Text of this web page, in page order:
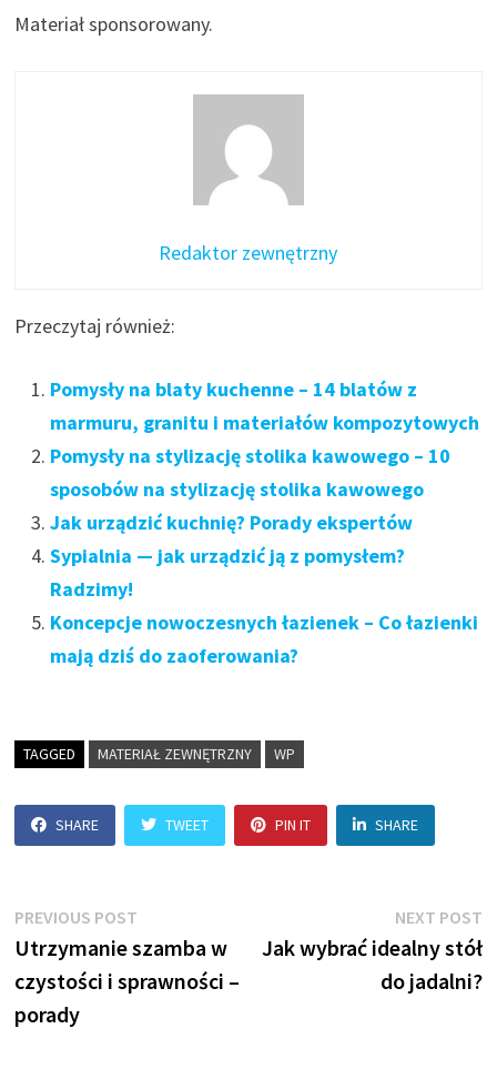
Materiał sponsorowany.
Redaktor zewnętrzny
Przeczytaj również:
Pomysły na blaty kuchenne – 14 blatów z
marmuru, granitu i materiałów kompozytowych
Pomysły na stylizację stolika kawowego – 10
sposobów na stylizację stolika kawowego
Jak urządzić kuchnię? Porady ekspertów
Sypialnia — jak urządzić ją z pomysłem?
Radzimy!
Koncepcje nowoczesnych łazienek – Co łazienki
mają dziś do zaoferowania?
TAGGED MATERIAŁ ZEWNĘTRZNY WP
SHARE TWEET PIN IT SHARE
Nawigacja
wpisu
PREVIOUS POST
post:
Utrzymanie szamba w
czystości i sprawności –
porady
NEXT POST
Jak wybrać idealny stół
do jadalni?